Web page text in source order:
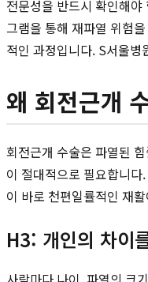
전문성을 반드시 확인해
그램을 통해 재파열 위험
적인 과정입니다. S서울
왜 회전근개
회전근개 수술은 파열된
이 절대적으로 필요합니
이 바로 천편일률적인 재
H3: 개인의 차이